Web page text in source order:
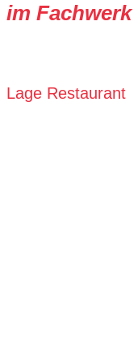
im Fachwerk
Lage Restaurant